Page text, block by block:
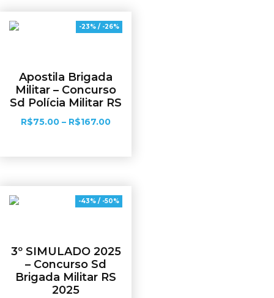
-23% / -26%
Apostila Brigada
Militar – Concurso
Sd Polícia Militar RS
R$75.00 – R$167.00
-43% / -50%
3º SIMULADO 2025
– Concurso Sd
Brigada Militar RS
2025